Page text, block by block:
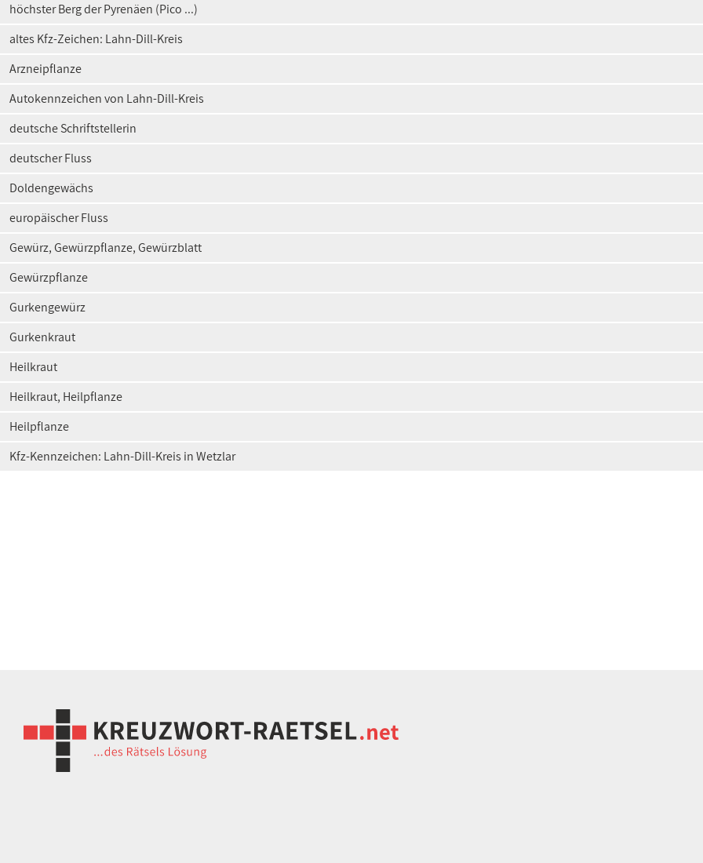
höchster Berg der Pyrenäen (Pico ...)
altes Kfz-Zeichen: Lahn-Dill-Kreis
Arzneipflanze
Autokennzeichen von Lahn-Dill-Kreis
deutsche Schriftstellerin
deutscher Fluss
Doldengewächs
europäischer Fluss
Gewürz, Gewürzpflanze, Gewürzblatt
Gewürzpflanze
Gurkengewürz
Gurkenkraut
Heilkraut
Heilkraut, Heilpflanze
Heilpflanze
Kfz-Kennzeichen: Lahn-Dill-Kreis in Wetzlar